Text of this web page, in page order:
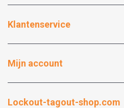
Klantenservice
Mijn account
Lockout-tagout-shop.com